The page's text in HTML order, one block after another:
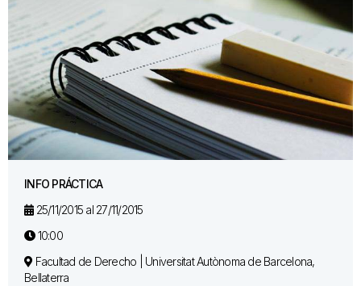
INFO PRÁCTICA
25/11/2015 al 27/11/2015
10:00
Facultad de Derecho | Universitat Autònoma de Barcelona,
Bellaterra